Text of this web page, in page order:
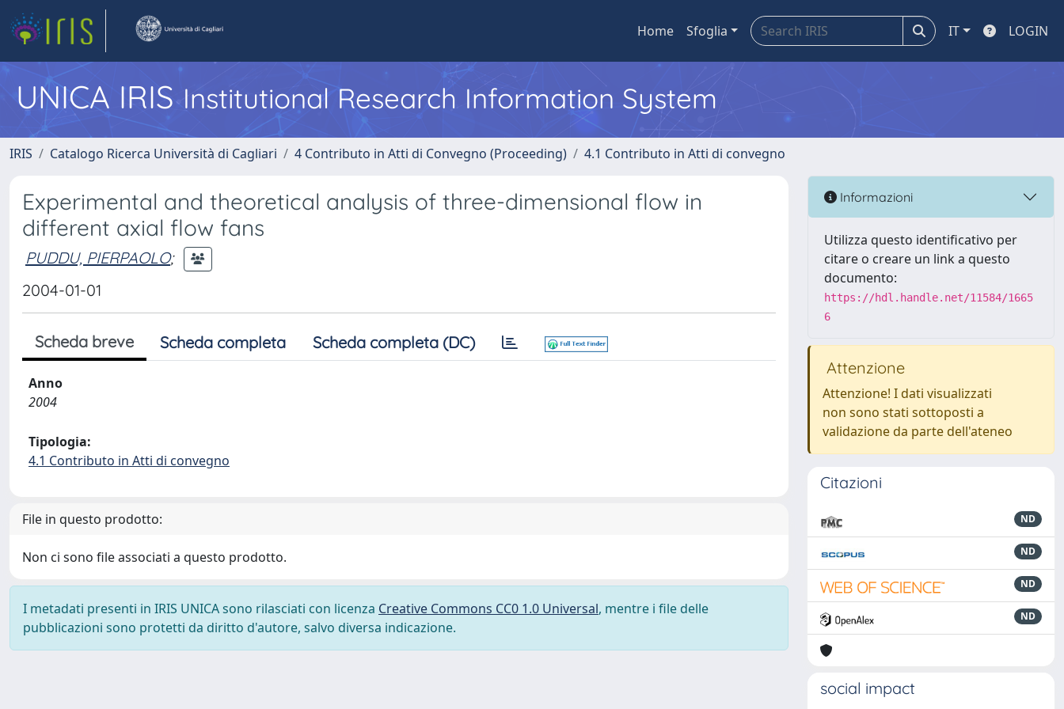
Home Sfoglia IT LOGIN
UNICA IRISInstitutional Research Information System
IRIS Catalogo Ricerca Università di Cagliari 4 Contributo in Atti di Convegno (Proceeding) 4.1 Contributo in Atti di convegno
Experimental and theoretical analysis of three-dimensional flow in
different axial flow fans
PUDDU, PIERPAOLO;
2004-01-01
Scheda breve Scheda completa Scheda completa (DC)
Anno
2004
Tipologia:
4.1 Contributo in Atti di convegno
File in questo prodotto:
Non ci sono file associati a questo prodotto.
I metadati presenti in IRIS UNICA sono rilasciati con licenza Creative Commons CC0 1.0 Universal, mentre i file delle
pubblicazioni sono protetti da diritto d'autore, salvo diversa indicazione.
Informazioni
Utilizza questo identificativo per
citare o creare un link a questo
documento:
https://hdl.handle.net/11584/1665
6
Attenzione
Attenzione! I dati visualizzati
non sono stati sottoposti a
validazione da parte dell'ateneo
Citazioni
ND
ND
ND
ND
social impact